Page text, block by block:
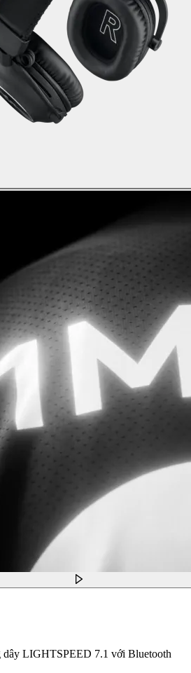
dây LIGHTSPEED 7.1 với Bluetooth